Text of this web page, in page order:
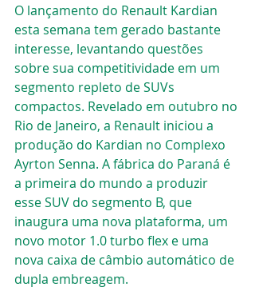
O lançamento do Renault Kardian
esta semana tem gerado bastante
interesse, levantando questões
sobre sua competitividade em um
segmento repleto de SUVs
compactos. Revelado em outubro no
Rio de Janeiro, a Renault iniciou a
produção do Kardian no Complexo
Ayrton Senna. A fábrica do Paraná é
a primeira do mundo a produzir
esse SUV do segmento B, que
inaugura uma nova plataforma, um
novo motor 1.0 turbo flex e uma
nova caixa de câmbio automático de
dupla embreagem.